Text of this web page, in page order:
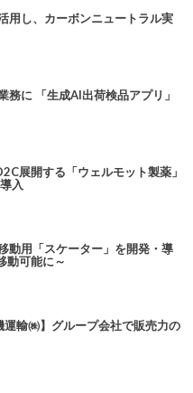
用し、カーボンニュートラル実
に 「生成AI出荷検品アプリ」
展開する「ウェルモット製薬」
入
動用「スケーター」を開発・導
動可能に～
運輸㈱】グループ会社で販売力の